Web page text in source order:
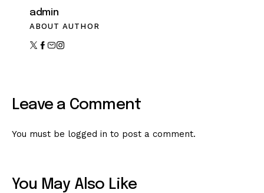
admin
ABOUT AUTHOR
Leave a Comment
You must be logged in to post a comment.
You May Also Like